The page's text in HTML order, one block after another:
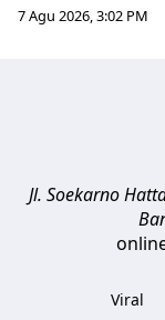
7 Agu 2026, 3:02 PM
Jl. Soekarno
Viral